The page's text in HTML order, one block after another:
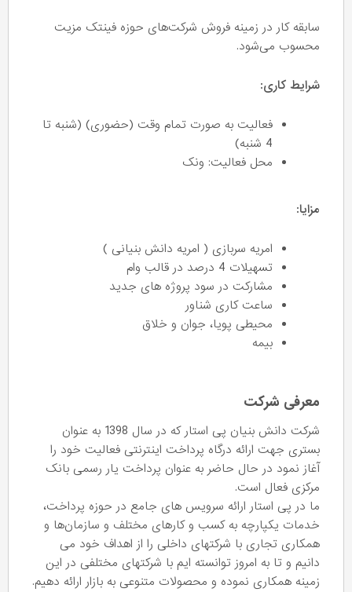
سابقه کار در زمینه فروش شرکت‌های حوزه فینتک مزیت
محسوب می‌شود.
شرایط کاری:
فعالیت به صورت تمام وقت (حضوری) (شنبه تا
4 شنبه)
محل فعالیت: ونک
مزایا:
امریه سربازی ( امریه دانش بنیانی )
تسهیلات 4 درصد در قالب وام
مشارکت در سود پروژه های جدید
ساعت کاری شناور
محیطی پویا، جوان و خلاق
بیمه
معرفی شرکت
شرکت دانش بنیان پی استار که در سال 1398 به عنوان
بستری جهت ارائه درگاه پرداخت اینترنتی فعالیت خود را
آغاز نمود در حال حاضر به عنوان پرداخت یار رسمی بانک
مرکزی فعال است.
ما در پی استار ارائه سرویس های جامع در حوزه پرداخت،
خدمات یکپارچه به کسب و کارهای مختلف و سازمان‌ها و
همکاری تجاری با شرکتهای داخلی را از اهداف خود می
دانیم و تا به امروز توانسته ایم با شرکتهای مختلفی در این
زمینه همکاری نموده و محصولات متنوعی به بازار ارائه دهیم.